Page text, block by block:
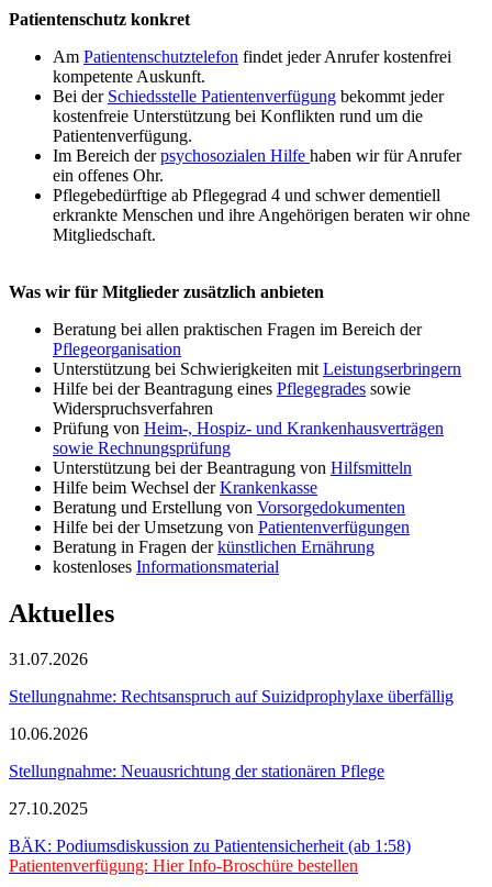
Patientenschutz konkret
Am Patientenschutztelefon findet jeder Anrufer kostenfrei
kompetente Auskunft.
Bei der Schiedsstelle Patientenverfügung bekommt jeder
kostenfreie Unterstützung bei Konflikten rund um die
Patientenverfügung.
Im Bereich derpsychosozialen Hilfe haben wir für Anrufer
ein offenes Ohr.
Pflegebedürftige ab Pflegegrad 4 und schwer dementiell
erkrankte Menschen und ihre Angehörigen beraten wir ohne
Mitgliedschaft.
Was wir für Mitglieder zusätzlich anbieten
Beratung bei allen praktischen Fragen im Bereich der
Pflegeorganisation
Unterstützung bei Schwierigkeiten mit Leistungserbringern
Hilfe bei der Beantragung eines Pflegegrades sowie
Widerspruchsverfahren
Prüfung von Heim-, Hospiz- und Krankenhausverträgen
sowie Rechnungsprüfung
Unterstützung bei der Beantragung von Hilfsmitteln
Hilfe beim Wechsel derKrankenkasse
Beratung und Erstellung von Vorsorgedokumenten
Hilfe bei der Umsetzung von Patientenverfügungen
Beratung in Fragen derkünstlichen Ernährung
kostenloses Informationsmaterial
Aktuelles
31.07.2026
Stellungnahme: Rechtsanspruch auf Suizidprophylaxe überfällig
10.06.2026
Stellungnahme: Neuausrichtung der stationären Pflege
27.10.2025
BÄK: Podiumsdiskussion zu Patientensicherheit (ab 1:58)
Patientenverfügung: Hier Info-Broschüre bestellen